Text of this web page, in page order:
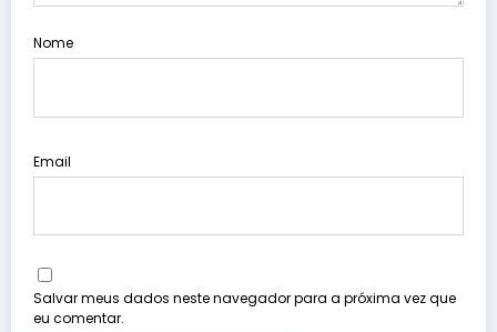
Nome
Email
Salvar meus dados neste navegador para a próxima vez que
eu comentar.